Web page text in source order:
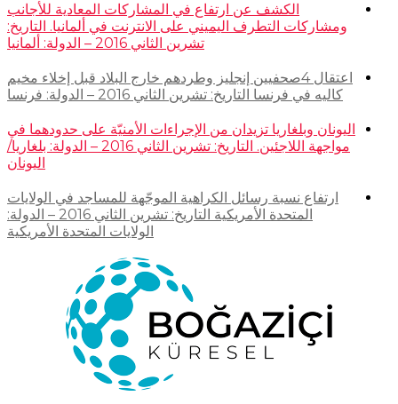
الكشف عن ارتفاع في المشاركات المعادية للأجانب
ومشاركات التطرف اليميني على الانترنت في ألمانيا. التاريخ:
تشرين الثاني 2016 – الدولة: ألمانيا
اعتقال 4صحفيين إنجليز وطردهم خارج البلاد قبل إخلاء مخيم
كاليه في فرنسا التاريخ: تشرين الثاني 2016 – الدولة: فرنسا
اليونان وبلغاريا تزيدان من الإجراءات الأمنيّة على حدودهما في
مواجهة اللاجئين. التاريخ: تشرين الثاني 2016 – الدولة: بلغاريا/
اليونان
ارتفاع نسبة رسائل الكراهية الموجّهة للمساجد في الولايات
المتحدة الأمريكية التاريخ: تشرين الثاني 2016 – الدولة:
الولايات المتحدة الأمريكية